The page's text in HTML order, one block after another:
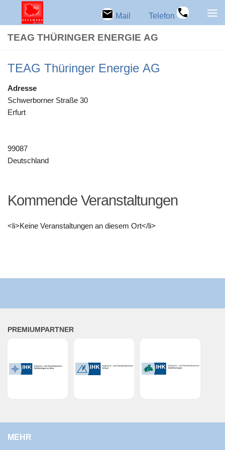
Zum Inhalt springen Mail Telefon
TEAG THÜ­RIN­GER ENER­GIE AG
TEAG Thü­rin­ger Ener­gie AG
Adresse
Schwer­bor­ner Straße 30
Erfurt
99087
Deutschland
Kom­mende Veranstaltungen
<li>Keine Ver­an­stal­tun­gen an die­sem Ort</li>
PRE­MI­UM­PART­NER
MEHR